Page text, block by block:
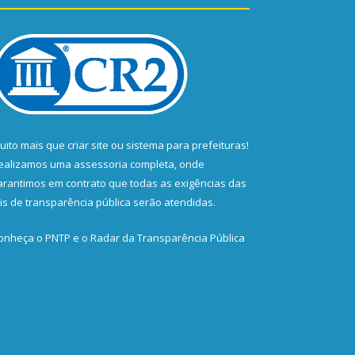
mais que criar site ou sistema para prefeituras!
uma assessoria completa, onde
em contrato que todas as exigências das
de transparência pública serão atendidas.
o PNTP e o Radar da Transparência Pública